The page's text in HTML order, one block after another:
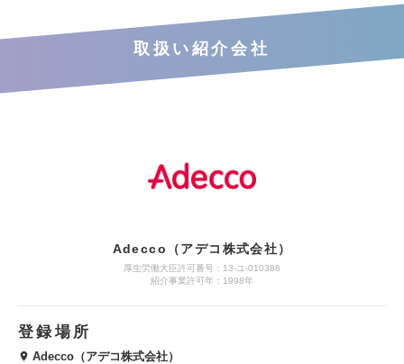
取扱い紹介会社
Adecco（アデコ株式会社）
厚生労働大臣許可番号：13-ユ-010386
紹介事業許可年：1998年
登録場所
Adecco（アデコ株式会社）